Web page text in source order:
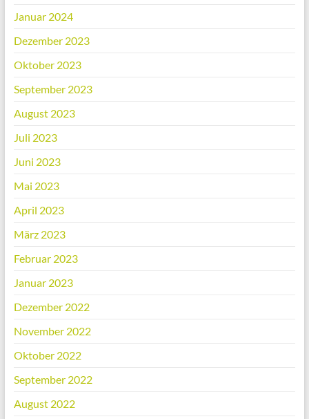
Januar 2024
Dezember 2023
Oktober 2023
September 2023
August 2023
Juli 2023
Juni 2023
Mai 2023
April 2023
März 2023
Februar 2023
Januar 2023
Dezember 2022
November 2022
Oktober 2022
September 2022
August 2022